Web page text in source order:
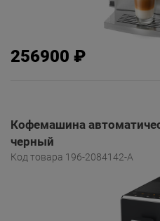
256900 ₽
Кофемашина
черный
Код товара 196-2084142-A